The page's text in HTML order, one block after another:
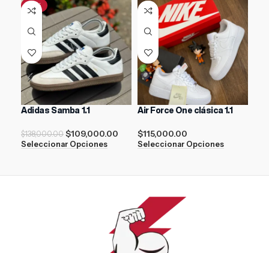
-21%
Adidas Samba 1.1
$138,000.00 $109,000.00
Seleccionar Opciones
Air Force One clásica 1.1
$115,000.00
Seleccionar Opciones